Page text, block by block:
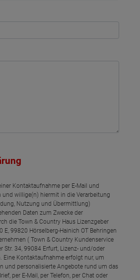
Kontaktaufnahme per E-Mail und
und willige(n) hiermit in die Verarbeitung
Nutzung und Übermittlung)
Daten zum Zwecke der
die Town & Country Haus Lizenzgeber
E, 99820 Hörselberg-Hainich OT Behringen
( Town & Country Kundenservice
Str. 34, 99084 Erfurt, Lizenz- und/oder
Eine Kontaktaufnahme erfolgt nur, um
und personalisierte Angebote rund um das
per E-Mail, per Telefon, per Chat oder